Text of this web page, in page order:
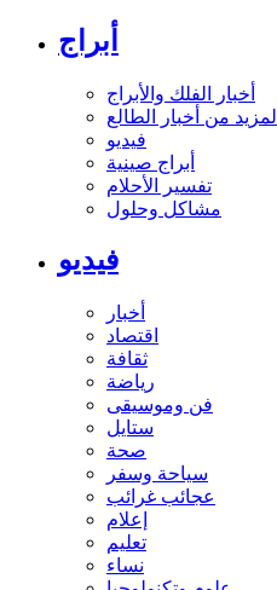
أبراج
أخبار الفلك والأبراج
المزيد من أخبار الطالع
فيديو
أبراج صينية
تفسير الأحلام
مشاكل وحلول
فيديو
أخبار
اقتصاد
ثقافة
رياضة
فن وموسيقى
ستايل
صحة
سياحة وسفر
عجائب غرائب
إعلام
تعليم
نساء